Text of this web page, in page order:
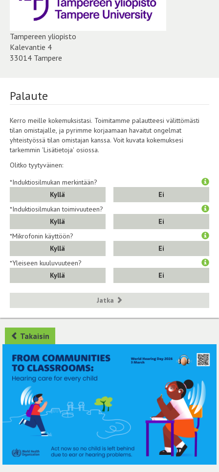
Tampereen yliopisto
Kalevantie 4
33014 Tampere
Palaute
Kerro meille kokemuksistasi. Toimitamme palautteesi välittömästi
tilan omistajalle, ja pyrimme korjaamaan havaitut ongelmat
yhteistyössä tilan omistajan kanssa. Voit kuvata kokemuksesi
tarkemmin 'Lisätietoja' osiossa.
Olitko tyytyväinen:
*Induktiosilmukan merkintään?
Kyllä
Ei
*Induktiosilmukan toimivuuteen?
Kyllä
Ei
*Mikrofonin käyttöön?
Kyllä
Ei
*Yleiseen kuuluvuuteen?
Kyllä
Ei
Jatka
Takaisin